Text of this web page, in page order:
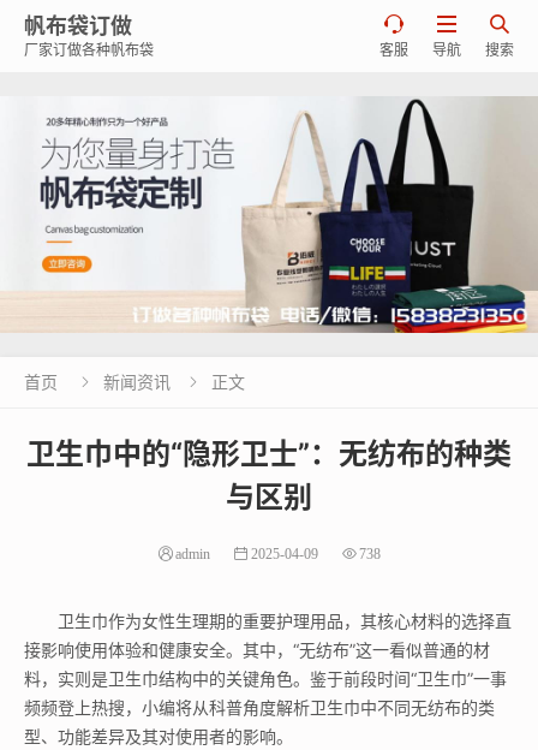
帆布袋订做
厂家订做各种帆布袋

搜索

导航

客服
首页  新闻资讯  正文
卫生巾中的“隐形卫士”：无纺布的种类
与区别
admin 2025-04-09 738
卫生巾作为女性生理期的重要护理用品，其核心材料的选择直
接影响使用体验和健康安全。其中，“无纺布”这一看似普通的材
料，实则是卫生巾结构中的关键角色。鉴于前段时间“卫生巾”一事
频频登上热搜，小编将从科普角度解析卫生巾中不同无纺布的类
型、功能差异及其对使用者的影响。